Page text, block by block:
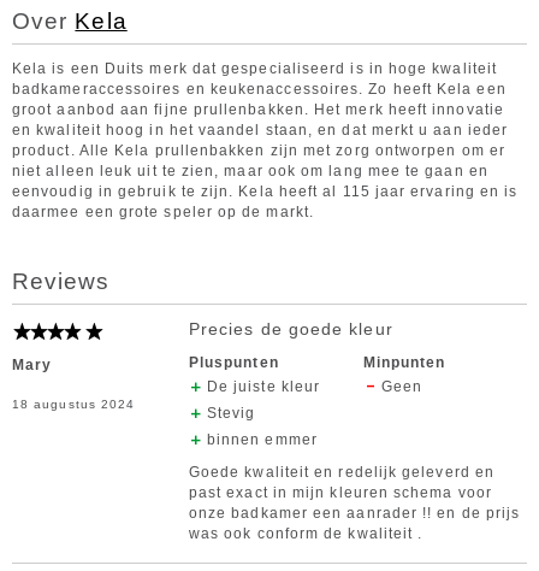
Over Kela
Kela is een Duits merk dat gespecialiseerd is in hoge kwaliteit
badkameraccessoires en keukenaccessoires. Zo heeft Kela een
groot aanbod aan fijne prullenbakken. Het merk heeft innovatie
en kwaliteit hoog in het vaandel staan, en dat merkt u aan ieder
product. Alle Kela prullenbakken zijn met zorg ontworpen om er
niet alleen leuk uit te zien, maar ook om lang mee te gaan en
eenvoudig in gebruik te zijn. Kela heeft al 115 jaar ervaring en is
daarmee een grote speler op de markt.
Reviews
Mary
18 augustus 2024
Precies de goede kleur
Pluspunten
De juiste kleur
Stevig
binnen emmer
Minpunten
Geen
Goede kwaliteit en redelijk geleverd en
past exact in mijn kleuren schema voor
onze badkamer een aanrader !! en de prijs
was ook conform de kwaliteit .